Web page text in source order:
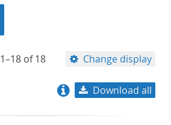
1–18 of18 Change display
Download all